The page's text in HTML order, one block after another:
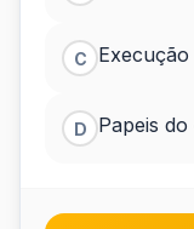
C
D Papeis